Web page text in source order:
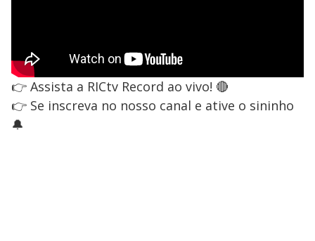
👉 Assista a RICtv Record ao vivo! 🔴
👉 Se inscreva no nosso canal e ative o sininho
🔔